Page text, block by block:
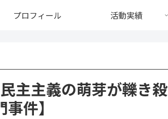
プロフィール 活動実績
主主義の萌芽が轢き殺
件】